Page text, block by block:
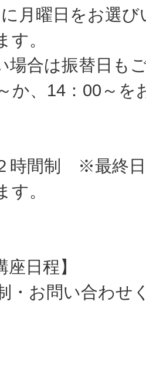
月曜日をお選び
す。
合は振替日もご
か、14：00～を
時間制 ※最終日
す。
座日程】
・お問い合わせ